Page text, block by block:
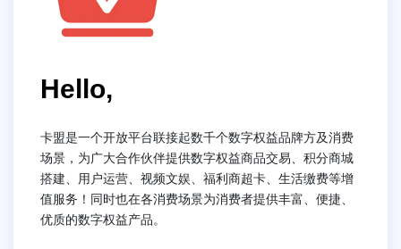
Hello,
卡盟是一个开放平台联接起数千个数字权益品牌方及消费
场景，为广大合作伙伴提供数字权益商品交易、积分商城
搭建、用户运营、视频文娱、福利商超卡、生活缴费等增
值服务！同时也在各消费场景为消费者提供丰富、便捷、
优质的数字权益产品。